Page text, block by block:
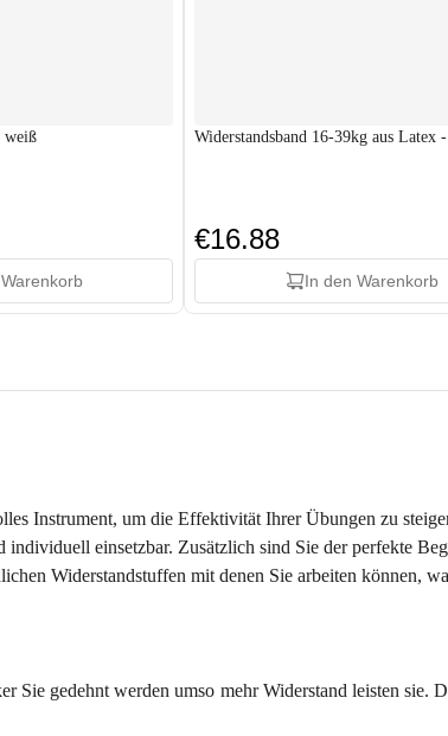
weiß Widerstandsband 16-39kg aus Latex
€16.88
In den Warenkorb
Instrument, um die Effektivität Ihrer Übungen zu
individuell einsetzbar. Zusätzlich sind Sie der perfekte
Widerstandstuffen mit denen Sie arbeiten können,
Sie gedehnt werden umso mehr Widerstand leisten sie.